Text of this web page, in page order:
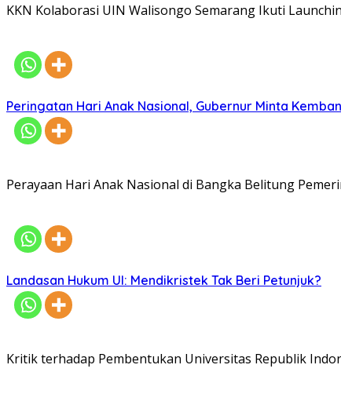
KKN Kolaborasi UIN Walisongo Semarang Ikuti
Peringatan Hari Anak Nasional, Gubernur Minta
Perayaan Hari Anak Nasional di Bangka Belitung
Landasan Hukum UI: Mendikristek Tak Beri Petunjuk?
Kritik terhadap Pembentukan Universitas Republik